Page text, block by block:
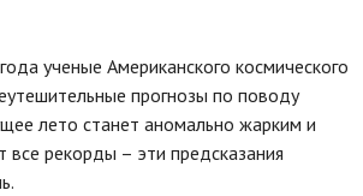
ученые Американского космического
прогнозы по поводу
лето станет аномально жарким и
все рекорды – эти предсказания